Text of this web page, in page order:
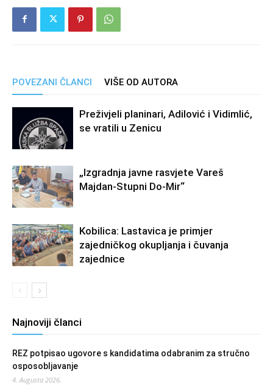
POVEZANI ČLANCI VIŠE OD AUTORA
Preživjeli planinari, Adilović i Vidimlić,
se vratili u Zenicu
„Izgradnja javne rasvjete Vareš
Majdan-Stupni Do-Mir“
Kobilica: Lastavica je primjer
zajedničkog okupljanja i čuvanja
zajednice
Najnoviji članci
REZ potpisao ugovore s kandidatima odabranim za stručno
osposobljavanje
4. Augusta 2026.